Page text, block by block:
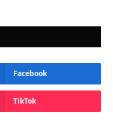
Facebook
TikTok